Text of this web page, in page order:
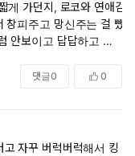
게 가던지, 로코와 연애감
창피주고 망신주는 걸 뺐
안보이고 답답하고 짜증
화끈한 느낌이 아니라
내가 처참할 지경이어서
짜게 식는다
댓글0 0
자꾸 버럭버럭해서 킹